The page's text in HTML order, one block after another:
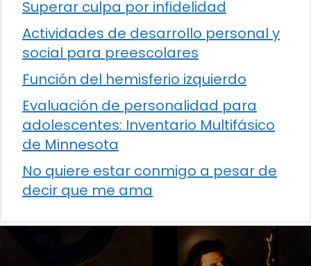
Superar culpa por infidelidad
Actividades de desarrollo personal y
social para preescolares
Función del hemisferio izquierdo
Evaluación de personalidad para
adolescentes: Inventario Multifásico
de Minnesota
No quiere estar conmigo a pesar de
decir que me ama